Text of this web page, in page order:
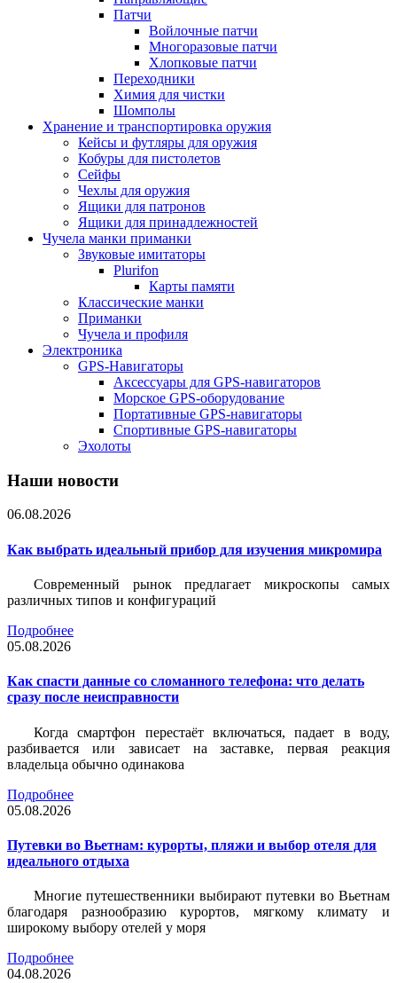
Патчи
Войлочные патчи
Многоразовые патчи
Хлопковые патчи
Переходники
Химия для чистки
Шомполы
Хранение и транспортировка оружия
Кейсы и футляры для оружия
Кобуры для пистолетов
Сейфы
Чехлы для оружия
Ящики для патронов
Ящики для принадлежностей
Чучела манки приманки
Звуковые имитаторы
Plurifon
Карты памяти
Классические манки
Приманки
Чучела и профиля
Электроника
GPS-Навигаторы
Аксессуары для GPS-навигаторов
Морское GPS-оборудование
Портативные GPS-навигаторы
Спортивные GPS-навигаторы
Эхолоты
Наши новости
06.08.2026
Как выбрать идеальный прибор для изучения микромира
Современный рынок предлагает микроскопы самых
различных типов и конфигураций
Подробнее
05.08.2026
Как спасти данные со сломанного телефона: что делать
сразу после неисправности
Когда смартфон перестаёт включаться, падает в воду,
разбивается или зависает на заставке, первая реакция
владельца обычно одинакова
Подробнее
05.08.2026
Путевки во Вьетнам: курорты, пляжи и выбор отеля для
идеального отдыха
Многие путешественники выбирают путевки во Вьетнам
благодаря разнообразию курортов, мягкому климату и
широкому выбору отелей у моря
Подробнее
04.08.2026